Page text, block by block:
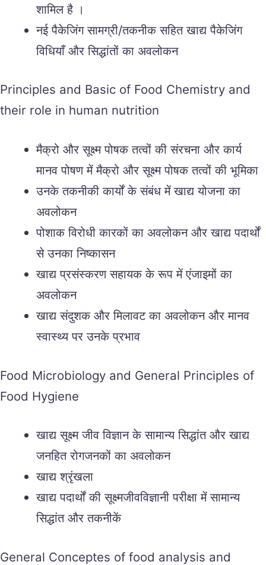
शामिल है ।
नई पैकेजिंग सामग्री/तकनीक सहित खाद्य पैकेजिंग
विधियाँ और सिद्धांतों का अवलोकन
Principles and Basic of Food Chemistry and
their role in human nutrition
मैक्रो और सूक्ष्म पोषक तत्वों की संरचना और कार्य
मानव पोषण में मैक्रो और सूक्ष्म पोषक तत्वों की भूमिका
उनके तकनीकी कार्यों के संबंध में खाद्य योजना का
अवलोकन
पोशाक विरोधी कारकों का अवलोकन और खाद्य पदार्थों
से उनका निष्कासन
खाद्य प्रसंस्करण सहायक के रूप में एंजाइमों का
अवलोकन
खाद्य संदुशक और मिलावट का अवलोकन और मानव
स्वास्थ्य पर उनके प्रभाव
Food Microbiology and General Principles of
Food Hygiene
खाद्य सूक्ष्म जीव विज्ञान के सामान्य सिद्धांत और खाद्य
जनहित रोगजनकों का अवलोकन
खाद्य श्रृंखला
खाद्य पदार्थों की सूक्ष्मजीवविज्ञानी परीक्षा में सामान्य
सिद्धांत और तकनीकें
General Conceptes of food analysis and